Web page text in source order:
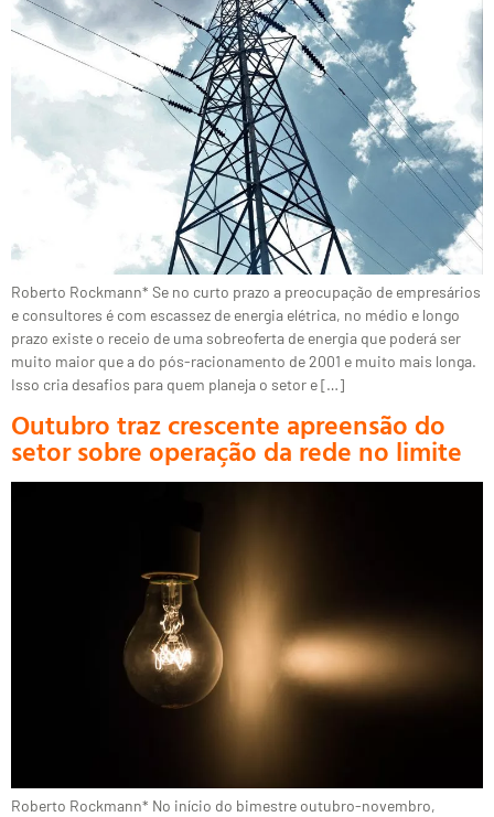
Roberto Rockmann* Se no curto prazo a preocupação de empresários
e consultores é com escassez de energia elétrica, no médio e longo
prazo existe o receio de uma sobreoferta de energia que poderá ser
muito maior que a do pós-racionamento de 2001 e muito mais longa.
Isso cria desafios para quem planeja o setor e […]
Outubro traz crescente apreensão do
setor sobre operação da rede no limite
Roberto Rockmann* No início do bimestre outubro-novembro,